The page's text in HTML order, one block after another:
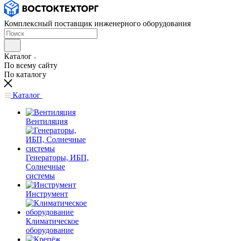
Комплексный поставщик инженерного оборудования
Каталог
По всему сайту
По каталогу
Каталог
Вентиляция
Генераторы, ИБП,
Солнечные
системы
Инструмент
Климатическое
оборудование